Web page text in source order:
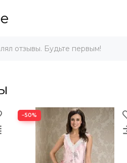
отзывы. Будьте первым!
−50%